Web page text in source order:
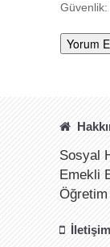
Güvenlik:
Sosyal
Emekli
İletişim